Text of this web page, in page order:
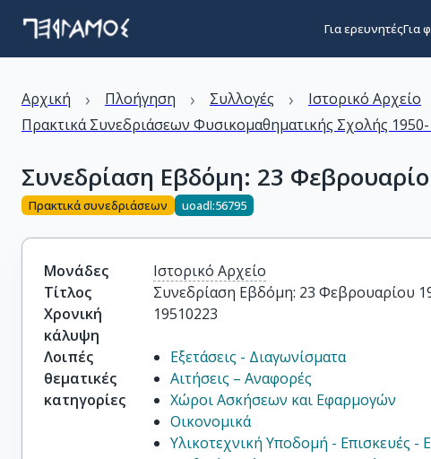
Για ερευνητέςΓια
Αρχική › Πλοήγηση › Συλλογές › Ιστορικό Αρχείο
Πρακτικά Συνεδριάσεων Φυσικομαθηματικής Σχολής
Συνεδρίαση Εβδόμη: 23
Πρακτικά συνεδριάσεων uoadl:56795
Μονάδες
Ιστορικό Αρχείο
Τίτλος
Συνεδρίαση Εβδόμη: 23 Φεβρουαρίου
Χρονική
κάλυψη
19510223
Λοιπές
θεματικές
κατηγορίες
Εξετάσεις - Διαγωνίσματα
Αιτήσεις – Αναφορές
Χώροι Ασκήσεων και Εφαρμογών
Οικονομικά
Υλικοτεχνική Υποδομή - Επισκευές -